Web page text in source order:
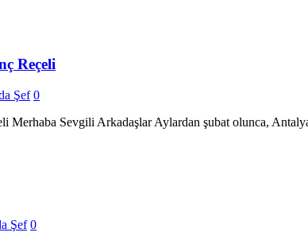
Reçeli
Şef 0
Merhaba Sevgili Arkadaşlar Aylardan şubat olunca,
Şef 0